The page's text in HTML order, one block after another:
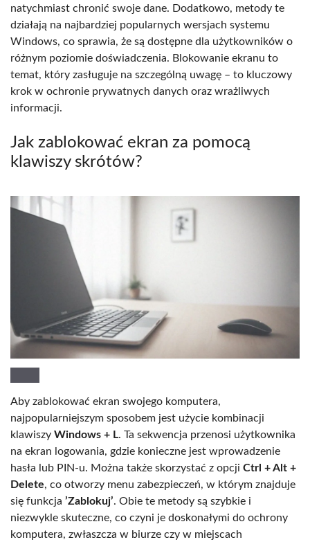
natychmiast chronić swoje dane. Dodatkowo, metody te
działają na najbardziej popularnych wersjach systemu
Windows, co sprawia, że są dostępne dla użytkowników o
różnym poziomie doświadczenia. Blokowanie ekranu to
temat, który zasługuje na szczególną uwagę – to kluczowy
krok w ochronie prywatnych danych oraz wrażliwych
informacji.
Jak zablokować ekran za pomocą
klawiszy skrótów?
Aby zablokować ekran swojego komputera,
najpopularniejszym sposobem jest użycie kombinacji
klawiszy Windows + L. Ta sekwencja przenosi użytkownika
na ekran logowania, gdzie konieczne jest wprowadzenie
hasła lub PIN-u. Można także skorzystać z opcji Ctrl + Alt +
Delete, co otworzy menu zabezpieczeń, w którym znajduje
się funkcja ’Zablokuj’. Obie te metody są szybkie i
niezwykle skuteczne, co czyni je doskonałymi do ochrony
komputera, zwłaszcza w biurze czy w miejscach